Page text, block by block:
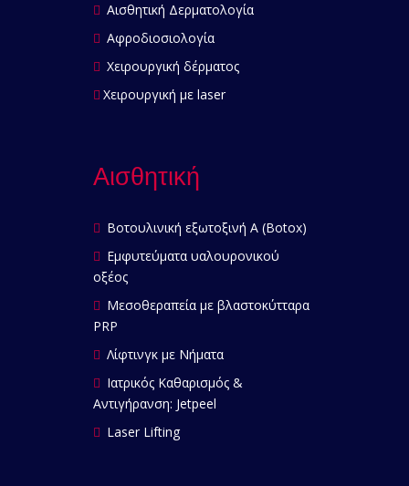
Αισθητική Δερματολογία
Αφροδιοσιολογία
Χειρουργική δέρματος
Χειρουργική με laser
Αισθητική
Βοτουλινική εξωτοξινή Α (Botox)
Εμφυτεύματα υαλουρονικού
οξέος
Μεσοθεραπεία με βλαστοκύτταρα
PRP
Λίφτινγκ με Νήματα
Ιατρικός Καθαρισμός &
Αντιγήρανση: Jetpeel
Laser Lifting